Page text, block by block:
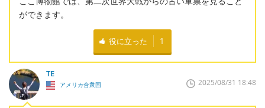
ができます。
役に立った 1
TE
アメリカ合衆国 2025/08/31 18:48